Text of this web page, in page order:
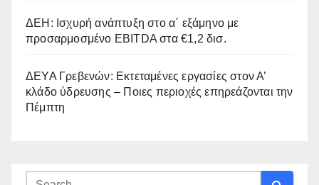
ΔΕΗ: Ισχυρή ανάπτυξη στο α΄ εξάμηνο με
προσαρμοσμένο EBITDA στα €1,2 δισ.
ΔΕΥΑ Γρεβενών: Εκτεταμένες εργασίες στον Α’
κλάδο ύδρευσης – Ποιες περιοχές επηρεάζονται την
Πέμπτη